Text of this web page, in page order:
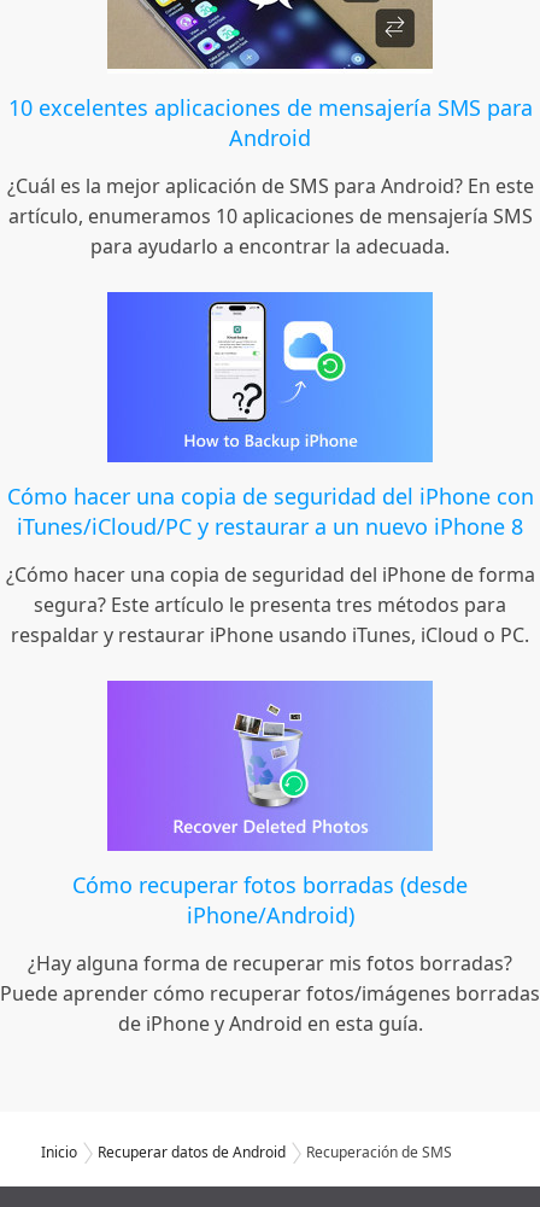
10 excelentes aplicaciones de mensajería SMS para
Android
¿Cuál es la mejor aplicación de SMS para Android? En este
artículo, enumeramos 10 aplicaciones de mensajería SMS
para ayudarlo a encontrar la adecuada.
Cómo hacer una copia de seguridad del iPhone con
iTunes/iCloud/PC y restaurar a un nuevo iPhone 8
¿Cómo hacer una copia de seguridad del iPhone de forma
segura? Este artículo le presenta tres métodos para
respaldar y restaurar iPhone usando iTunes, iCloud o PC.
Cómo recuperar fotos borradas (desde
iPhone/Android)
¿Hay alguna forma de recuperar mis fotos borradas?
Puede aprender cómo recuperar fotos/imágenes borradas
de iPhone y Android en esta guía.
Inicio Recuperar datos de Android Recuperación de SMS